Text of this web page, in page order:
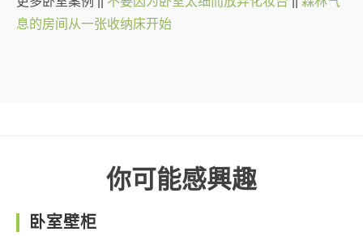
息的房间从一张收纳床开始
你可能感興趣
卧室壁柜